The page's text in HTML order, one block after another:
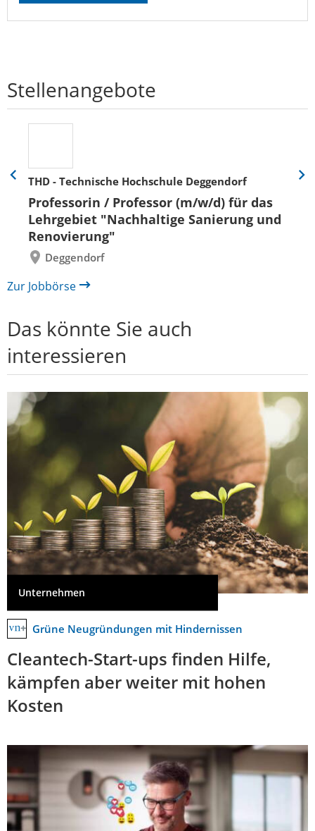
Stellenangebote
THD - Technische Hochschule Deggendorf
Professorin / Professor (m/w/d) für das
Lehrgebiet "Nachhaltige Sanierung und
Renovierung"
Deggendorf
Eine
zurück
Eine
Zur Jobbörse
Das könnte Sie auch
interessieren
Unternehmen
Grüne Neugründungen mit Hindernissen
Cleantech-Start-ups finden Hilfe,
kämpfen aber weiter mit hohen
Kosten